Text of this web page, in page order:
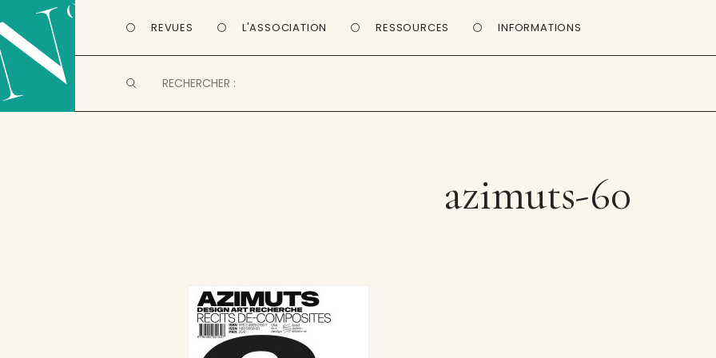
REVUES L'ASSOCIATION RESSOURCES INFORMATIONS
azimuts-60